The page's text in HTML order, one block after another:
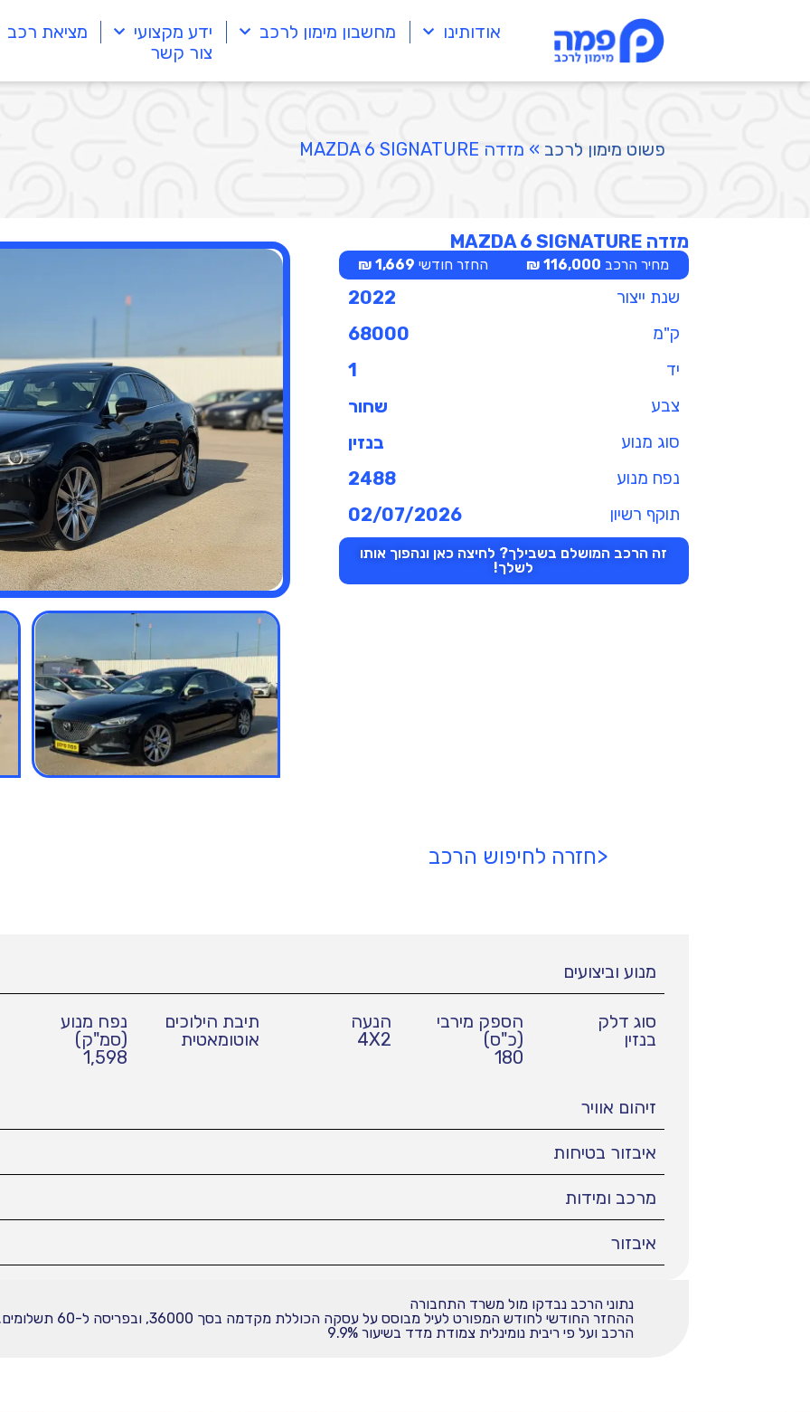
אודותינו מחשבון מימון לרכב ידע מקצועי
מציאת רכב
צור קשר
פשוט מימון לרכב » מזדה MAZDA 6 SIGNATURE
מזדה MAZDA 6 SIGNATURE
מחיר הרכב 116,000 ₪ החזר חודשי 1,669 ₪
שנת ייצור 2022
ק"מ 68000
יד 1
צבע שחור
סוג מנוע בנזין
נפח מנוע 2488
תוקף רשיון 02/07/2026
זה הרכב המושלם בשבילך? לחיצה כאן ונהפוך אותו
לשלך!
<חזרה לחיפוש הרכב
מנוע וביצועים
סוג דלק
בנזין
הספק מירבי
(כ"ס)
180
הנעה
4X2
תיבת הילוכים
אוטומאטית
נפח מנוע
(סמ"ק)
1,598
זיהום אוויר
איבזור בטיחות
מרכב ומידות
איבזור
נתוני הרכב נבדקו מול משרד התחבורה
הרכב ועל פי ריבית נומינלית צמודת מדד בשיעור 9.9%